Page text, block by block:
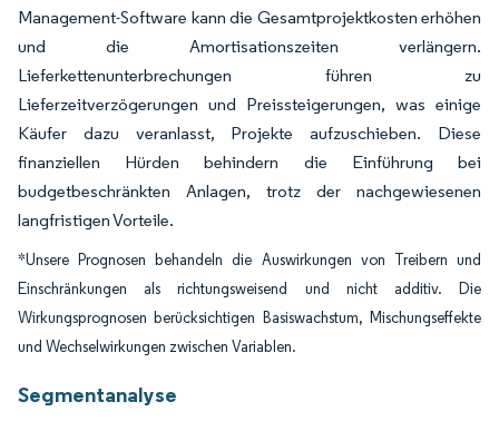
Management-Software kann die Gesamtprojektkosten erhöhen
und die Amortisationszeiten verlängern.
Lieferkettenunterbrechungen führen zu
Lieferzeitverzögerungen und Preissteigerungen, was einige
Käufer dazu veranlasst, Projekte aufzuschieben. Diese
finanziellen Hürden behindern die Einführung bei
budgetbeschränkten Anlagen, trotz der nachgewiesenen
langfristigen Vorteile.
*Unsere Prognosen behandeln die Auswirkungen von Treibern und
Einschränkungen als richtungsweisend und nicht additiv. Die
Wirkungsprognosen berücksichtigen Basiswachstum, Mischungseffekte
und Wechselwirkungen zwischen Variablen.
Segmentanalyse